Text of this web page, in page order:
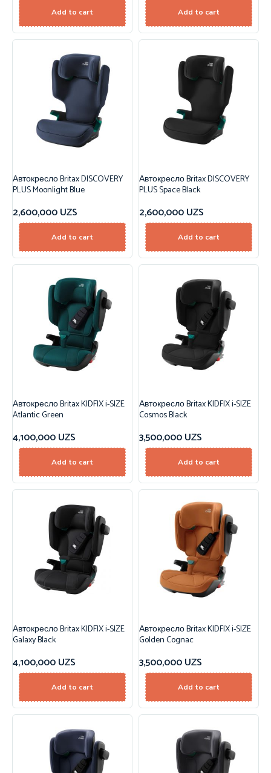
Add to cart Add to cart
Автокресло Britax DISCOVERY
PLUS Moonlight Blue
2,600,000UZS
Add to cart
Автокресло Britax DISCOVERY
PLUS Space Black
2,600,000UZS
Add to cart
Автокресло Britax KIDFIX i-SIZE
Atlantic Green
4,100,000UZS
Add to cart
Автокресло Britax KIDFIX i-SIZE
Cosmos Black
3,500,000UZS
Add to cart
Автокресло Britax KIDFIX i-SIZE
Galaxy Black
4,100,000UZS
Add to cart
Автокресло Britax KIDFIX i-SIZE
Golden Cognac
3,500,000UZS
Add to cart